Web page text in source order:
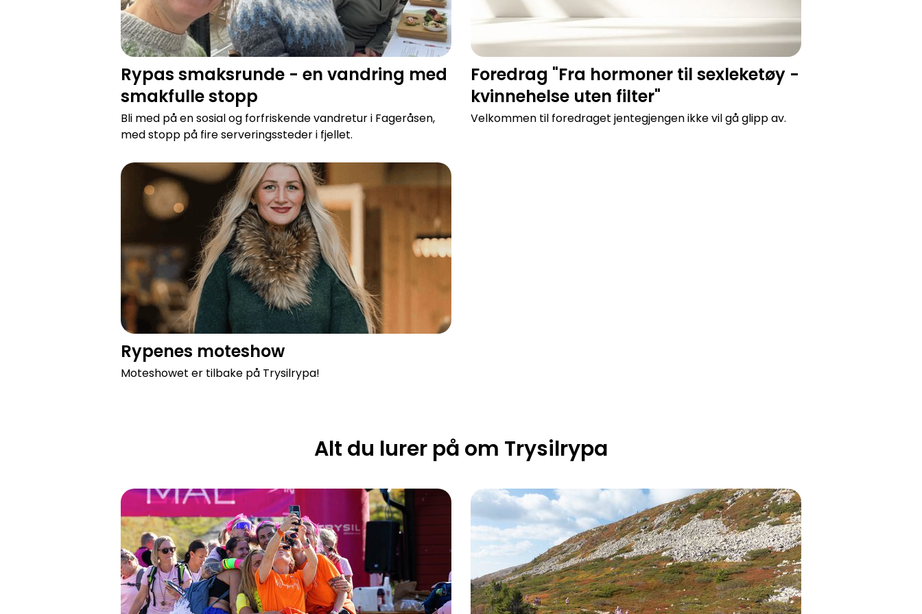
Rypas smaksrunde - en vandring med
smakfulle stopp
Bli med på en sosial og forfriskende vandretur i Fageråsen,
med stopp på fire serveringssteder i fjellet.
Foredrag "Fra hormoner til sexleketøy -
kvinnehelse uten filter"
Velkommen til foredraget jentegjengen ikke vil gå glipp av.
Rypenes moteshow
Moteshowet er tilbake på Trysilrypa!
Rypenes moteshow
Alt du lurer på om Trysilrypa
Praktisk informasjon om Trysilrypa Priser Trysilrypa